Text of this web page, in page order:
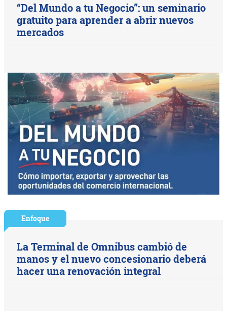
“Del Mundo a tu Negocio”: un seminario
gratuito para aprender a abrir nuevos
mercados
Enfoque
La Terminal de Omnibus cambió de
manos y el nuevo concesionario deberá
hacer una renovación integral